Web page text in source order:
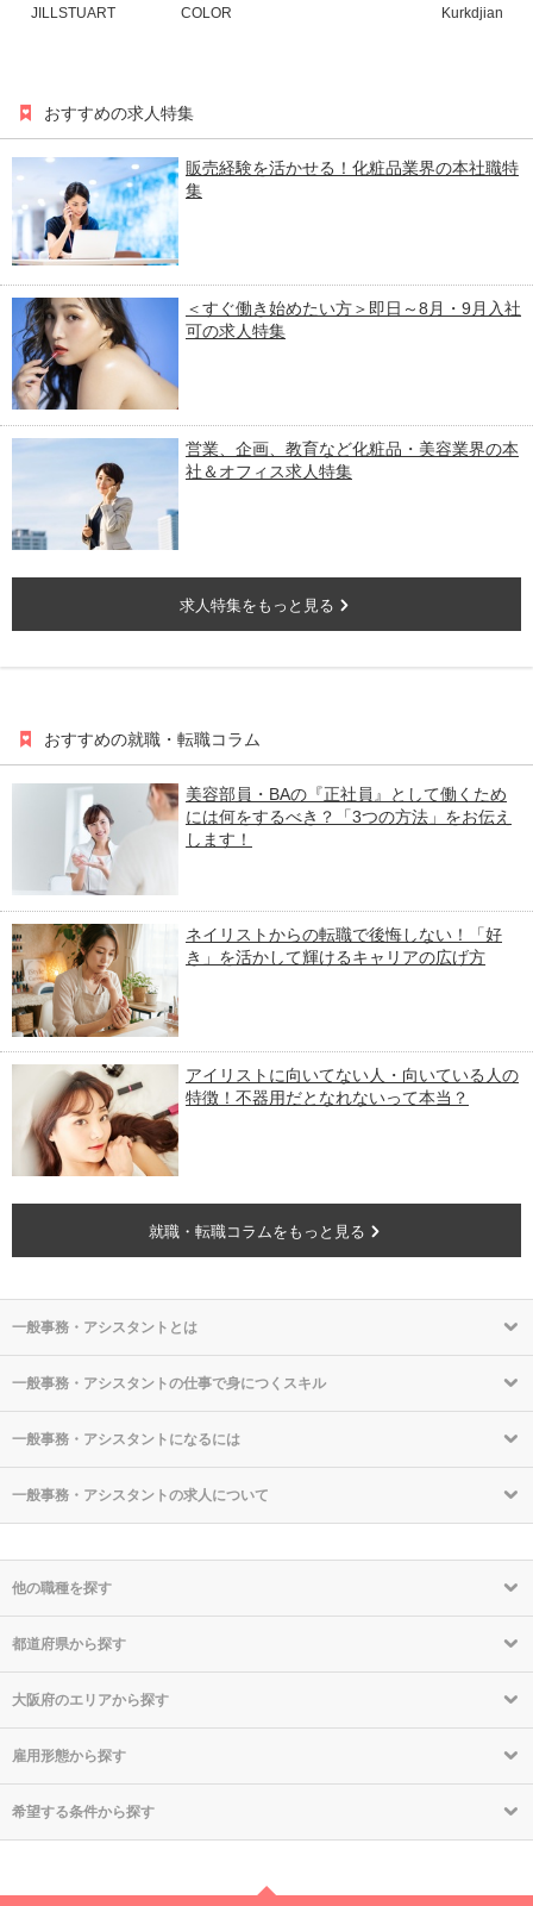
JILLSTUART
COLOR
Kurkdjian
おすすめの求人特集
販売経験を活かせる！化粧品業界の本社職特
集
＜すぐ働き始めたい方＞即日～8月・9月入社
可の求人特集
営業、企画、教育など化粧品・美容業界の本
社＆オフィス求人特集
求人特集をもっと見る
おすすめの就職・転職コラム
美容部員・BAの『正社員』として働くため
には何をするべき？「3つの方法」をお伝え
します！
ネイリストからの転職で後悔しない！「好
き」を活かして輝けるキャリアの広げ方
アイリストに向いてない人・向いている人の
特徴！不器用だとなれないって本当？
就職・転職コラムをもっと見る
一般事務・アシスタントとは
一般事務・アシスタントの仕事で身につくスキル
一般事務・アシスタントになるには
一般事務・アシスタントの求人について
他の職種を探す
都道府県から探す
大阪府のエリアから探す
雇用形態から探す
希望する条件から探す